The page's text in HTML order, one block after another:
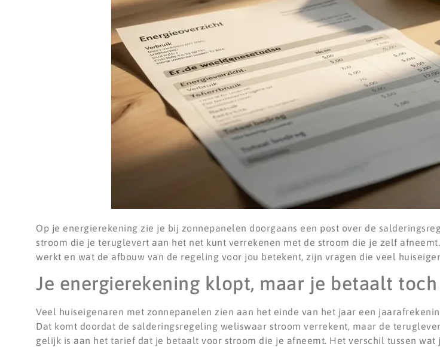
Op je energierekening zie je bij zonnepanelen doorgaans een post over de
stroom die je teruglevert aan het net kunt verrekenen met de stroom die je zelf
werkt en wat de afbouw van de regeling voor jou betekent, zijn vragen die veel
Je energierekening klopt, maar je betaalt
Veel huiseigenaren met zonnepanelen zien aan het einde van het jaar een
Dat komt doordat de salderingsregeling weliswaar stroom verrekent, maar de
gelijk is aan het tarief dat je betaalt voor stroom die je afneemt. Het verschil tussen